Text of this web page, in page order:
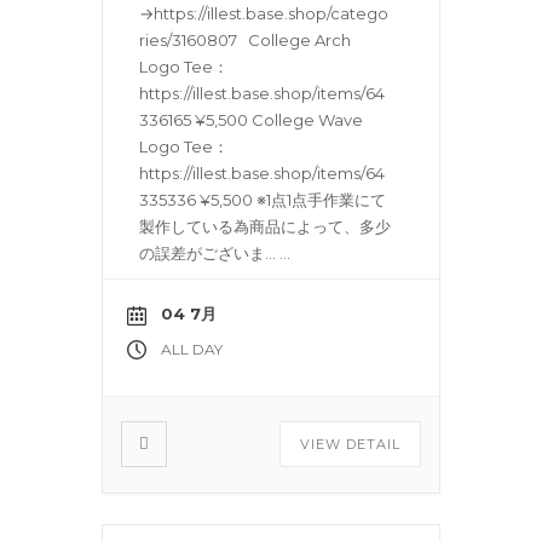
→https://illest.base.shop/catego
ries/3160807 College Arch
Logo Tee：
https://illest.base.shop/items/64
336165 ¥5,500 College Wave
Logo Tee：
https://illest.base.shop/items/64
335336 ¥5,500 ※1点1点手作業にて
製作している為商品によって、多少
の誤差がございま… ...
04 7月
ALL DAY
VIEW DETAIL